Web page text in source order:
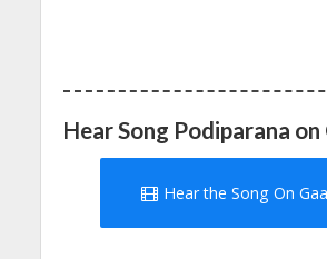
Hear Song Podiparana on
Hear the Song On